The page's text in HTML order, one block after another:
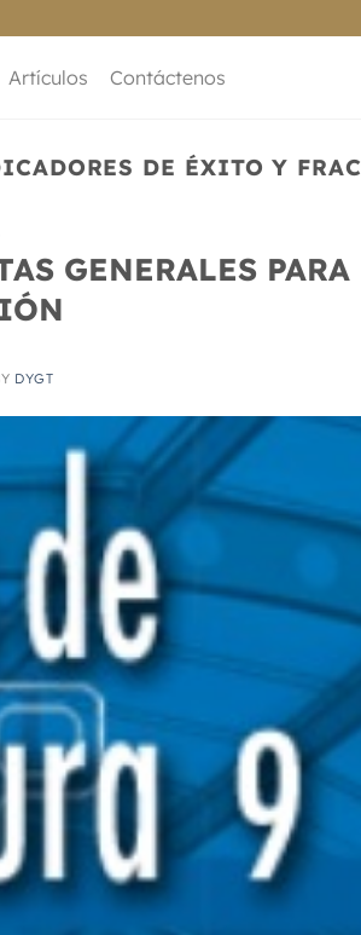
Artículos Contáctenos
DE ÉXITO Y
GENERALES PARA
DYGT